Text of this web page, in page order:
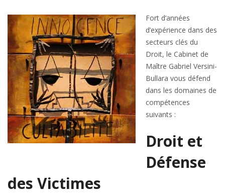
Fort d’années
d’expérience dans des
secteurs clés du
Droit, le Cabinet de
Maître Gabriel Versini-
Bullara vous défend
dans les domaines de
compétences
suivants :
Droit et
Défense
des Victimes